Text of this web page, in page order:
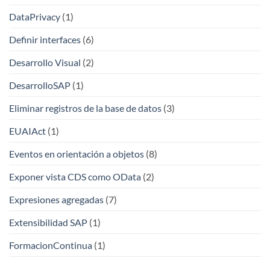
DataPrivacy (1)
Definir interfaces (6)
Desarrollo Visual (2)
DesarrolloSAP (1)
Eliminar registros de la base de datos (3)
EUAIAct (1)
Eventos en orientación a objetos (8)
Exponer vista CDS como OData (2)
Expresiones agregadas (7)
Extensibilidad SAP (1)
FormacionContinua (1)